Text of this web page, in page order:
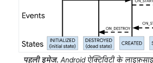
पहली इमेज. Android ऐक्टिविटी के